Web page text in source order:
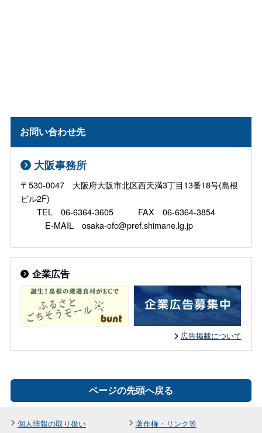
お問い合わせ先
大阪事務所
〒530-0047 大阪府大阪市北区西天満3丁目13番18号(島根
ビル2F)
TEL 06-6364-3605 FAX 06-6364-3854
E-MAIL osaka-ofc@pref.shimane.lg.jp
企業広告
広告掲載について
ページの先頭へ戻る
個人情報の取り扱い 著作権・リンク等